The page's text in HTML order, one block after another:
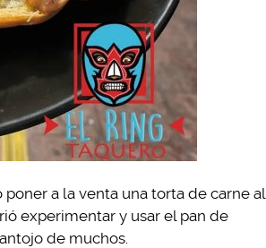
a la venta una torta de carne al
experimentar y usar el pan de
de muchos.